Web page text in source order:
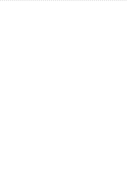
afacerilor
afacerilor